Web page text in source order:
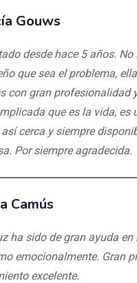
Gouws
desde hace 5 años.
que sea el problema,
con gran profesionalidad
que es la vida, es
cerca y siempre
Por siempre agradecida.
Camús
ha sido de gran ayuda en
emocionalmente. Gran
excelente.